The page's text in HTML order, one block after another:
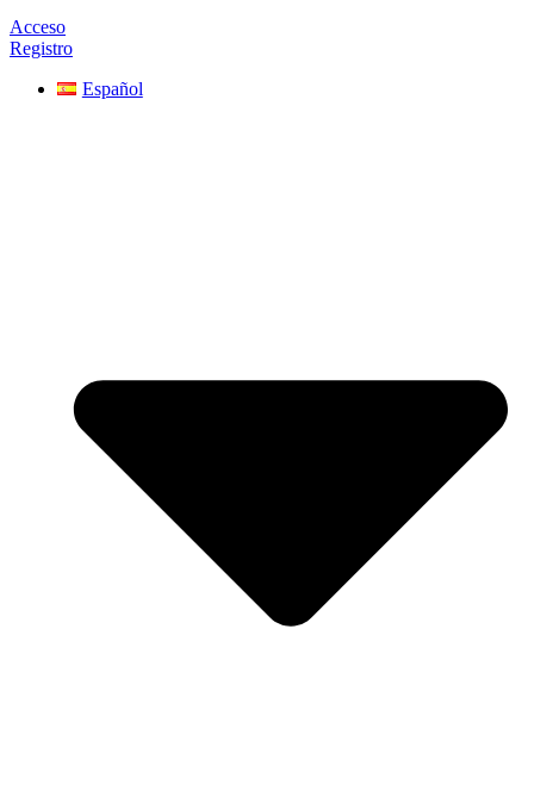
Acceso
Registro
Español